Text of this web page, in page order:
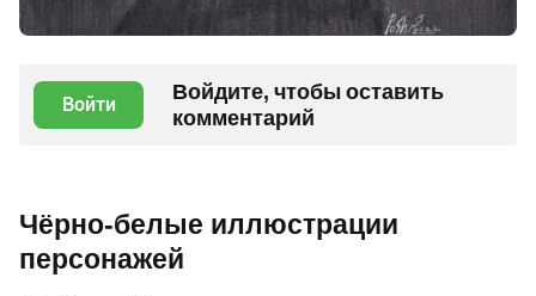
Войти
Войдите, чтобы оставить
комментарий
Чёрно-белые иллюстрации
персонажей